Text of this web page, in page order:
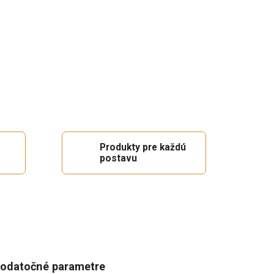
Produkty pre každú
postavu
parametre